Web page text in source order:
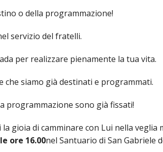
DIOCESANO APRUTINO
o della programmazione!
servizio del fratelli.
per realizzare pienamente la tua vita.
che siamo già destinati e programmati.
programmazione sono già fissati!
gioia di camminare con Lui nella veglia
ore 16.00nel Santuario di San Gabriele